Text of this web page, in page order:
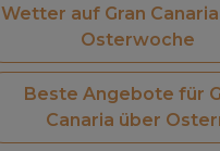
Wetter auf Gran
Osterwoche
Beste Angebote für
Canaria über